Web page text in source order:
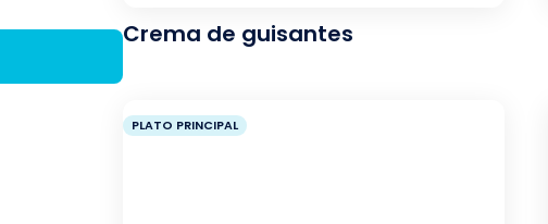
Crema de guisantes
PLATO PRINCIPAL